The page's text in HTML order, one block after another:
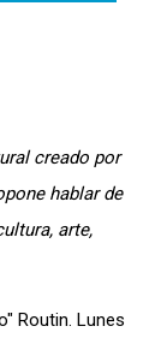
creado por
hablar de
arte,
Routin. Lunes